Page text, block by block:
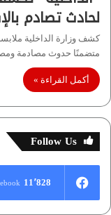
لحادث تصادم
كشف وزارة الداخلية
متضمنًا حدوث مصادمة
أكمل القراءة »
Follow Us
11٬828